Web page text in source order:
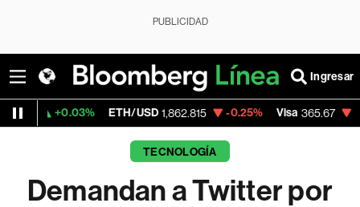
PUBLICIDAD
Ingresar
ETH/USD 1,862.815 -0.25% Visa 365.67 -0.13%
TECNOLOGÍA
Demandan a Twitter por